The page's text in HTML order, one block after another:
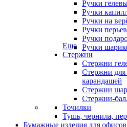
Ручки
Ручки
Ручки на
Ручки
Ручки
Ручки
Еще
Стержни
Стержни
Стержни для
карандашей
Стержни
Стержни-
Точилки
Тушь, чернила,
Бумажные изделия для офисов